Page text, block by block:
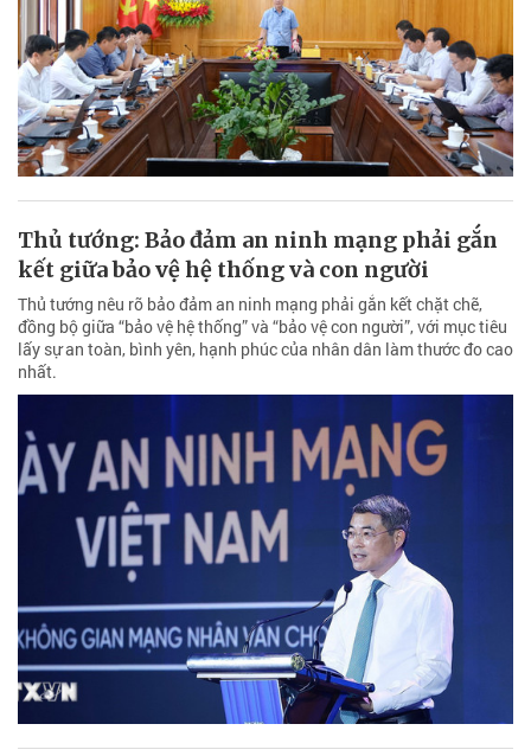
Thủ tướng: Bảo đảm an ninh mạng phải gắn
kết giữa bảo vệ hệ thống và con người
Thủ tướng nêu rõ bảo đảm an ninh mạng phải gắn kết chặt chẽ,
đồng bộ giữa “bảo vệ hệ thống” và “bảo vệ con người”, với mục tiêu
lấy sự an toàn, bình yên, hạnh phúc của nhân dân làm thước đo cao
nhất.